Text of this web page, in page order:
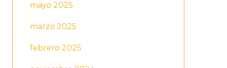
mayo 2025
marzo 2025
febrero 2025